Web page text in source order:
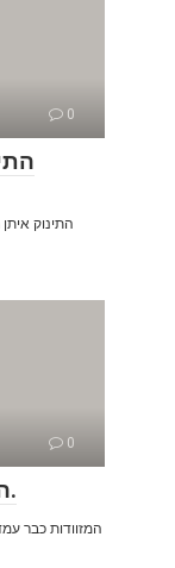
0
התינוק
0
המזוודות כבר עמדו ליד הדלת.
המזוודות כבר